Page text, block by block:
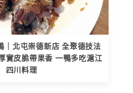
｜北屯崇德新店 全聚德技法
實皮脆帶果香 一鴨多吃滬江
四川料理